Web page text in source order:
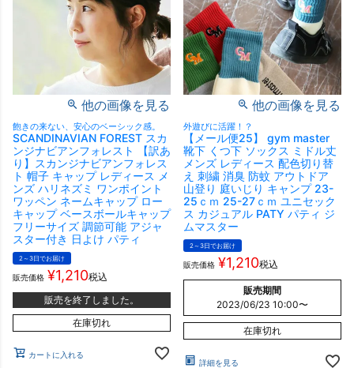
他の画像を見る
飽きの来ない、安心のベーシック感。
SCANDINAVIAN FOREST スカ
ンジナビアンフォレスト 【訳あ
り】スカンジナビアンフォレス
ト 帽子 キャップ レディース メ
ンズ ハリネズミ ワンポイント
ワッペン ネームキャップ ロー
キャップ ベースボールキャップ
フリーサイズ 調節可能 アジャ
スター付き 日よけ パティ
2～3日でお届け
販売価格 ¥1,210税込
販売を終了しました。
在庫切れ
カートに入れる
他の画像を見る
外遊びに活躍！？
【メール便25】 gym master
靴下 くつ下 ソックス ミドル丈
メンズ レディース 配色切り替
え 刺繍 消臭 防蚊 アウトドア
山登り 庭いじり キャンプ 23-
25ｃｍ 25-27ｃｍ ユニセック
ス カジュアル PATY パティ ジ
ムマスター
2～3日でお届け
販売価格 ¥1,210税込
販売期間
2023/06/23 10:00〜
在庫切れ
詳細を見る